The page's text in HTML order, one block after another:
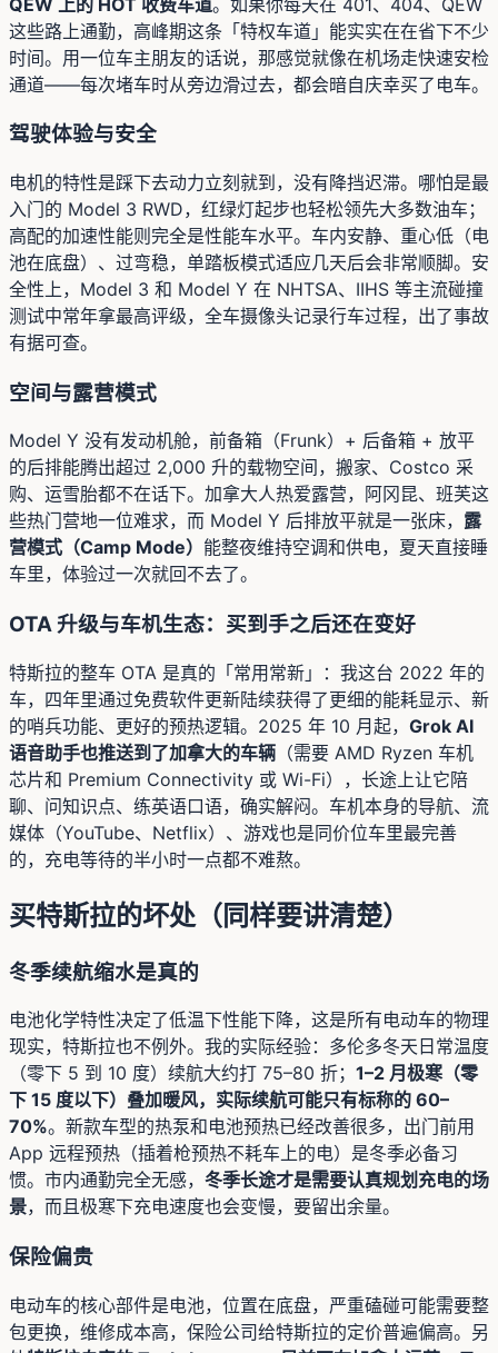
这些路上通勤，高峰期这条「特权车道」能实实在在省下不少
时间。用一位车主朋友的话说，那感觉就像在机场走快速安检
通道——每次堵车时从旁边滑过去，都会暗自庆幸买了电车。
驾驶体验与安全
电机的特性是踩下去动力立刻就到，没有降挡迟滞。哪怕是最
入门的 Model 3 RWD，红绿灯起步也轻松领先大多数油车；
高配的加速性能则完全是性能车水平。车内安静、重心低（电
池在底盘）、过弯稳，单踏板模式适应几天后会非常顺脚。安
全性上，Model 3 和 Model Y 在 NHTSA、IIHS 等主流碰撞
测试中常年拿最高评级，全车摄像头记录行车过程，出了事故
有据可查。
空间与露营模式
Model Y 没有发动机舱，前备箱（Frunk）+ 后备箱 + 放平
的后排能腾出超过 2,000 升的载物空间，搬家、Costco 采
购、运雪胎都不在话下。加拿大人热爱露营，阿冈昆、班芙这
些热门营地一位难求，而 Model Y 后排放平就是一张床， 露
营模式（Camp Mode） 能整夜维持空调和供电，夏天直接睡
车里，体验过一次就回不去了。
OTA 升级与车机生态：买到手之后还在变好
特斯拉的整车 OTA 是真的「常用常新」：我这台 2022 年的
车，四年里通过免费软件更新陆续获得了更细的能耗显示、新
的哨兵功能、更好的预热逻辑。2025 年 10 月起， Grok AI
语音助手也推送到了加拿大的车辆 （需要 AMD Ryzen 车机
芯片和 Premium Connectivity 或 Wi-Fi），长途上让它陪
聊、问知识点、练英语口语，确实解闷。车机本身的导航、流
媒体（YouTube、Netflix）、游戏也是同价位车里最完善
的，充电等待的半小时一点都不难熬。
买特斯拉的坏处（同样要讲清楚）
冬季续航缩水是真的
电池化学特性决定了低温下性能下降，这是所有电动车的物理
现实，特斯拉也不例外。我的实际经验：多伦多冬天日常温度
（零下 5 到 10 度）续航大约打 75–80 折； 1–2 月极寒（零
下 15 度以下）叠加暖风，实际续航可能只有标称的 60–
70%。新款车型的热泵和电池预热已经改善很多，出门前用
App 远程预热（插着枪预热不耗车上的电）是冬季必备习
惯。市内通勤完全无感， 冬季长途才是需要认真规划充电的场
景，而且极寒下充电速度也会变慢，要留出余量。
保险偏贵
电动车的核心部件是电池，位置在底盘，严重磕碰可能需要整
包更换，维修成本高，保险公司给特斯拉的定价普遍偏高。另